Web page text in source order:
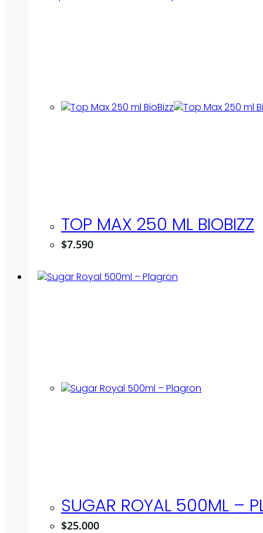
TOP MAX 250 ML BIOBIZZ
$7.590
SUGAR ROYAL 500ML –
$25.000